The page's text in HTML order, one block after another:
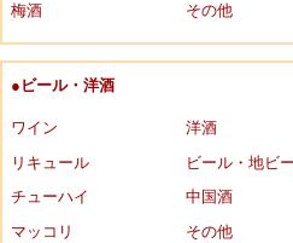
梅酒
その他
●ビール・洋酒
ワイン
洋酒
リキュール
ビール・地ビ
チューハイ
中国酒
マッコリ
その他